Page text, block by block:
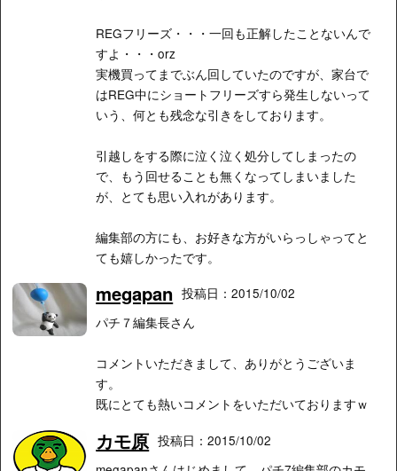
REGフリーズ・・・一回も正解したことないんで
すよ・・・orz
実機買ってまでぶん回していたのですが、家台で
はREG中にショートフリーズすら発生しないって
いう、何とも残念な引きをしております。
引越しをする際に泣く泣く処分してしまったの
で、もう回せることも無くなってしまいました
が、とても思い入れがあります。
編集部の方にも、お好きな方がいらっしゃってと
ても嬉しかったです。
megapan 投稿日：2015/10/02
パチ７編集長さん
コメントいただきまして、ありがとうございま
す。
既にとても熱いコメントをいただいておりますｗ
カモ原 投稿日：2015/10/02